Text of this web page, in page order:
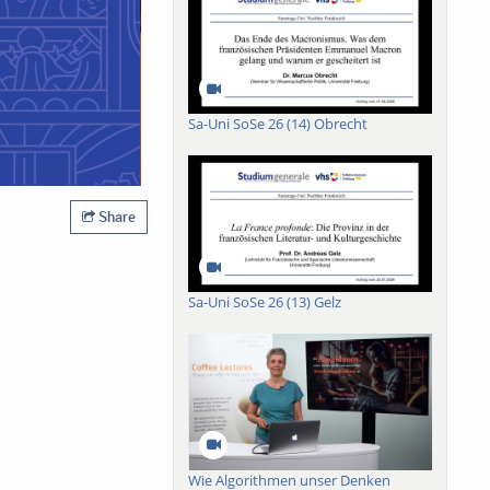
Share
Sa-Uni SoSe 26 (14) Obrecht
Sa-Uni SoSe 26 (13) Gelz
Wie Algorithmen unser Denken